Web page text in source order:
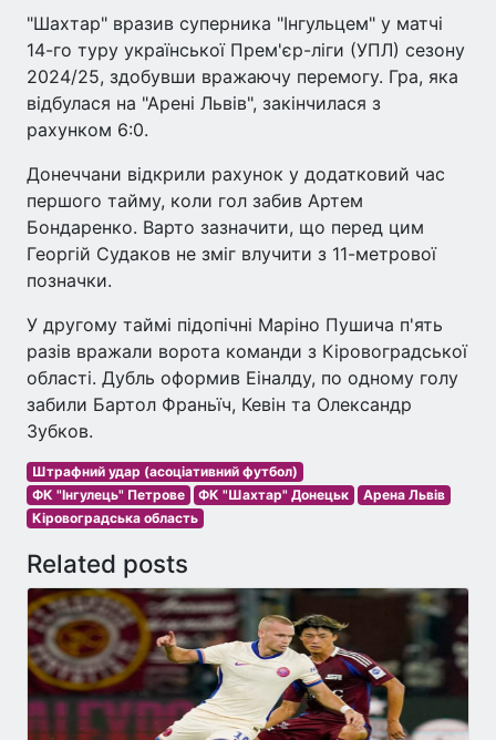
"Шахтар" вразив суперника "Інгульцем" у матчі
14-го туру української Прем'єр-ліги (УПЛ) сезону
2024/25, здобувши вражаючу перемогу. Гра, яка
відбулася на "Арені Львів", закінчилася з
рахунком 6:0.
Донеччани відкрили рахунок у додатковий час
першого тайму, коли гол забив Артем
Бондаренко. Варто зазначити, що перед цим
Георгій Судаков не зміг влучити з 11-метрової
позначки.
У другому таймі підопічні Маріно Пушича п'ять
разів вражали ворота команди з Кіровоградської
області. Дубль оформив Еіналду, по одному голу
забили Бартол Франьїч, Кевін та Олександр
Зубков.
Штрафний удар (асоціативний футбол)
ФК "Інгулець" Петрове
ФК "Шахтар" Донецьк
Арена Львів
Кіровоградська область
Related posts